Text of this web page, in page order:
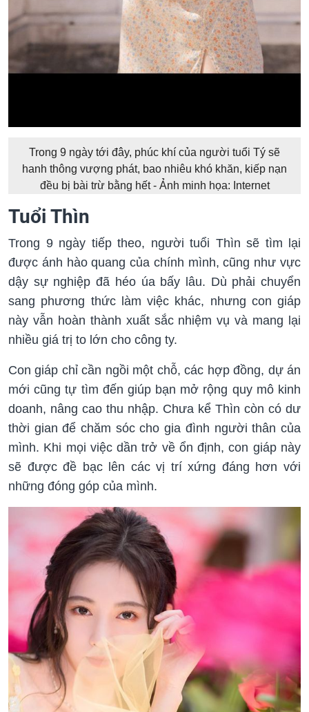
Trong 9 ngày tới đây, phúc khí của người tuổi Tý sẽ
hanh thông vượng phát, bao nhiêu khó khăn, kiếp nạn
đều bị bài trừ bằng hết - Ảnh minh họa: Internet
Tuổi Thìn
Trong 9 ngày tiếp theo, người tuổi Thìn sẽ tìm lại
được ánh hào quang của chính mình, cũng như vực
dậy sự nghiệp đã héo úa bấy lâu. Dù phải chuyển
sang phương thức làm việc khác, nhưng con giáp
này vẫn hoàn thành xuất sắc nhiệm vụ và mang lại
nhiều giá trị to lớn cho công ty.
Con giáp chỉ cần ngồi một chỗ, các hợp đồng, dự án
mới cũng tự tìm đến giúp bạn mở rộng quy mô kinh
doanh, nâng cao thu nhập. Chưa kể Thìn còn có dư
thời gian để chăm sóc cho gia đình người thân của
mình. Khi mọi việc dần trở về ổn định, con giáp này
sẽ được đề bạc lên các vị trí xứng đáng hơn với
những đóng góp của mình.